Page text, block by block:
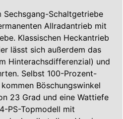
Schaltgetriebe
Allradantrieb mit
Klassischen Heckantrieb
lässt sich außerdem das
Hinterachsdifferenzial) und
Selbst 100-Prozent-
Böschungswinkel
23 Grad und eine Wattiefe
PS-Topmodell mit